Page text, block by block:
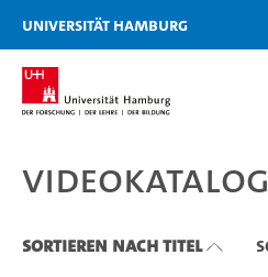
Zu den Filtern
Zur Metanavigation
Zur Hauptnavigation
Zur Suche
Zum Inhalt
Zum Seitenfuss
Universität Hamburg
Videokatalog
Videokatalog
Sortieren nach Titel